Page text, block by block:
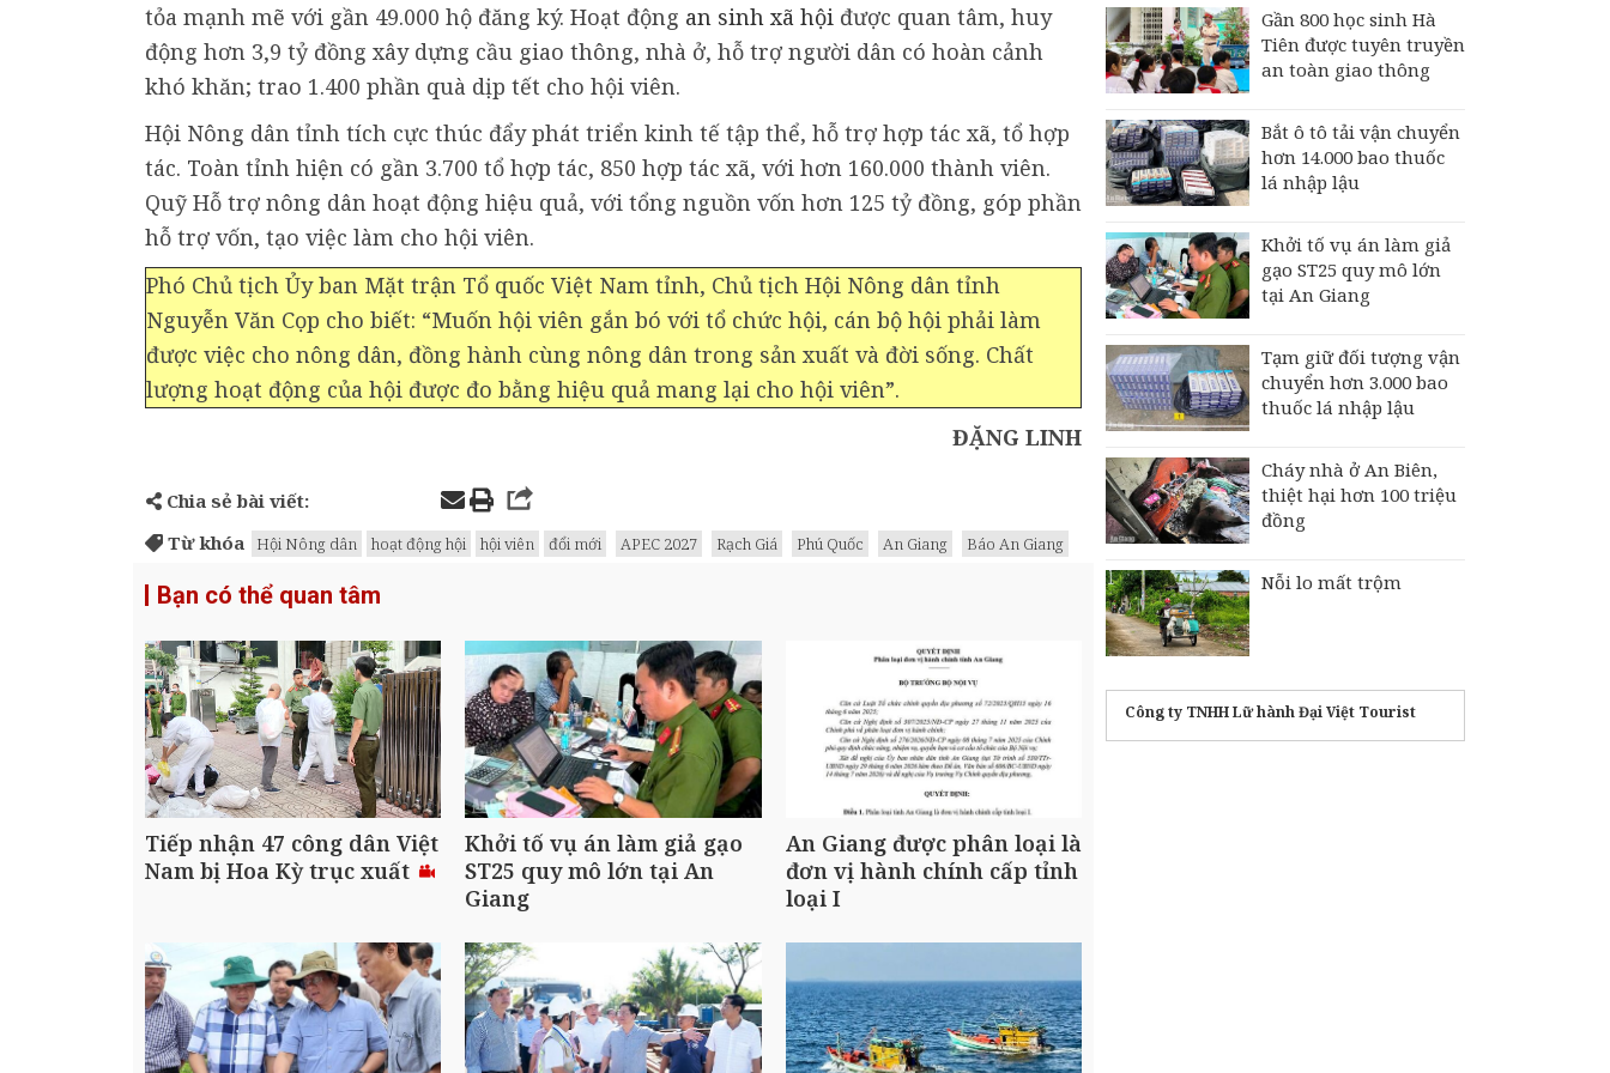
tỏa mạnh mẽ với gần 49.000 hộ đăng ký. Hoạt động an sinh xã hội được quan tâm, huy
động hơn 3,9 tỷ đồng xây dựng cầu giao thông, nhà ở, hỗ trợ người dân có hoàn cảnh
khó khăn; trao 1.400 phần quà dịp tết cho hội viên.
Hội Nông dân tỉnh tích cực thúc đẩy phát triển kinh tế tập thể, hỗ trợ hợp tác xã, tổ hợp
tác. Toàn tỉnh hiện có gần 3.700 tổ hợp tác, 850 hợp tác xã, với hơn 160.000 thành viên.
Quỹ Hỗ trợ nông dân hoạt động hiệu quả, với tổng nguồn vốn hơn 125 tỷ đồng, góp phần
hỗ trợ vốn, tạo việc làm cho hội viên.
Phó Chủ tịch Ủy ban Mặt trận Tổ quốc Việt Nam tỉnh, Chủ tịch Hội Nông dân tỉnh
Nguyễn Văn Cọp cho biết: “Muốn hội viên gắn bó với tổ chức hội, cán bộ hội phải làm
được việc cho nông dân, đồng hành cùng nông dân trong sản xuất và đời sống. Chất
lượng hoạt động của hội được đo bằng hiệu quả mang lại cho hội viên”.
ĐẶNG LINH
Chia sẻ bài viết:
Từ khóa
Hội Nông dân hoạt động hội hội viên đổi mới APEC 2027 Rạch Giá Phú Quốc An Giang Báo An Giang
Bạn có thể quan tâm
Tiếp nhận 47 công dân Việt
Nam bị Hoa Kỳ trục xuất
Khởi tố vụ án làm giả gạo
ST25 quy mô lớn tại An
Giang
An Giang được phân loại là
đơn vị hành chính cấp tỉnh
loại I
Gần 800 học sinh Hà
Tiên được tuyên truyền
an toàn giao thông
Bắt ô tô tải vận chuyển
hơn 14.000 bao thuốc
lá nhập lậu
Khởi tố vụ án làm giả
gạo ST25 quy mô lớn
tại An Giang
Tạm giữ đối tượng vận
chuyển hơn 3.000 bao
thuốc lá nhập lậu
Cháy nhà ở An Biên,
thiệt hại hơn 100 triệu
đồng
Nỗi lo mất trộm
Công ty TNHH Lữ hành Đại Việt Tourist